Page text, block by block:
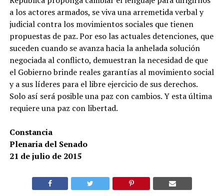
a los actores armados, se viva una arremetida verbal y
judicial contra los movimientos sociales que tienen
propuestas de paz. Por eso las actuales detenciones, que
suceden cuando se avanza hacia la anhelada solución
negociada al conflicto, demuestran la necesidad de que
el Gobierno brinde reales garantías al movimiento social
y a sus líderes para el libre ejercicio de sus derechos.
Solo así será posible una paz con cambios. Y esta última
requiere una paz con libertad.
Constancia
Plenaria del Senado
21 de julio de 2015